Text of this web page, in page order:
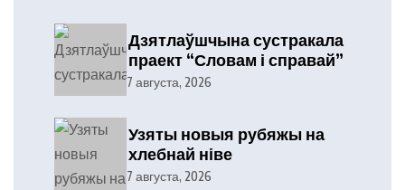
Дзятлаўшчына сустракала
праект “Словам і справай”
7 августа, 2026
Узяты новыя рубяжы на
хлебнай ніве
7 августа, 2026